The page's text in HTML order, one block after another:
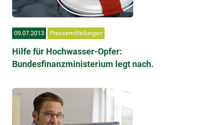
09.07.2013 Pressemitteilungen
Hilfe für Hochwasser-Opfer:
Bundesfinanzministerium legt nach.